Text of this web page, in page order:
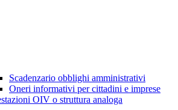
Scadenzario obblighi amministrativi
Oneri informativi per cittadini e imprese
OIV o struttura analoga